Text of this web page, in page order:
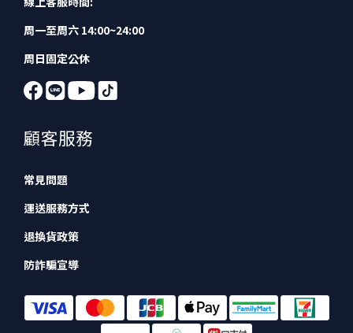
周一至周六 14:00~24:00
周日固定公休
顧客服務
常見問題
運送服務方式
退換貨政策
防詐騙宣導